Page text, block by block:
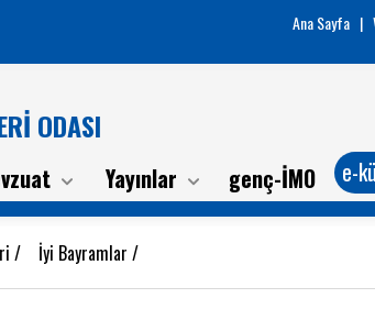
Ana Sayfa |
ODASI
Yayınlar genç-İMO e-
/ İyi Bayramlar /